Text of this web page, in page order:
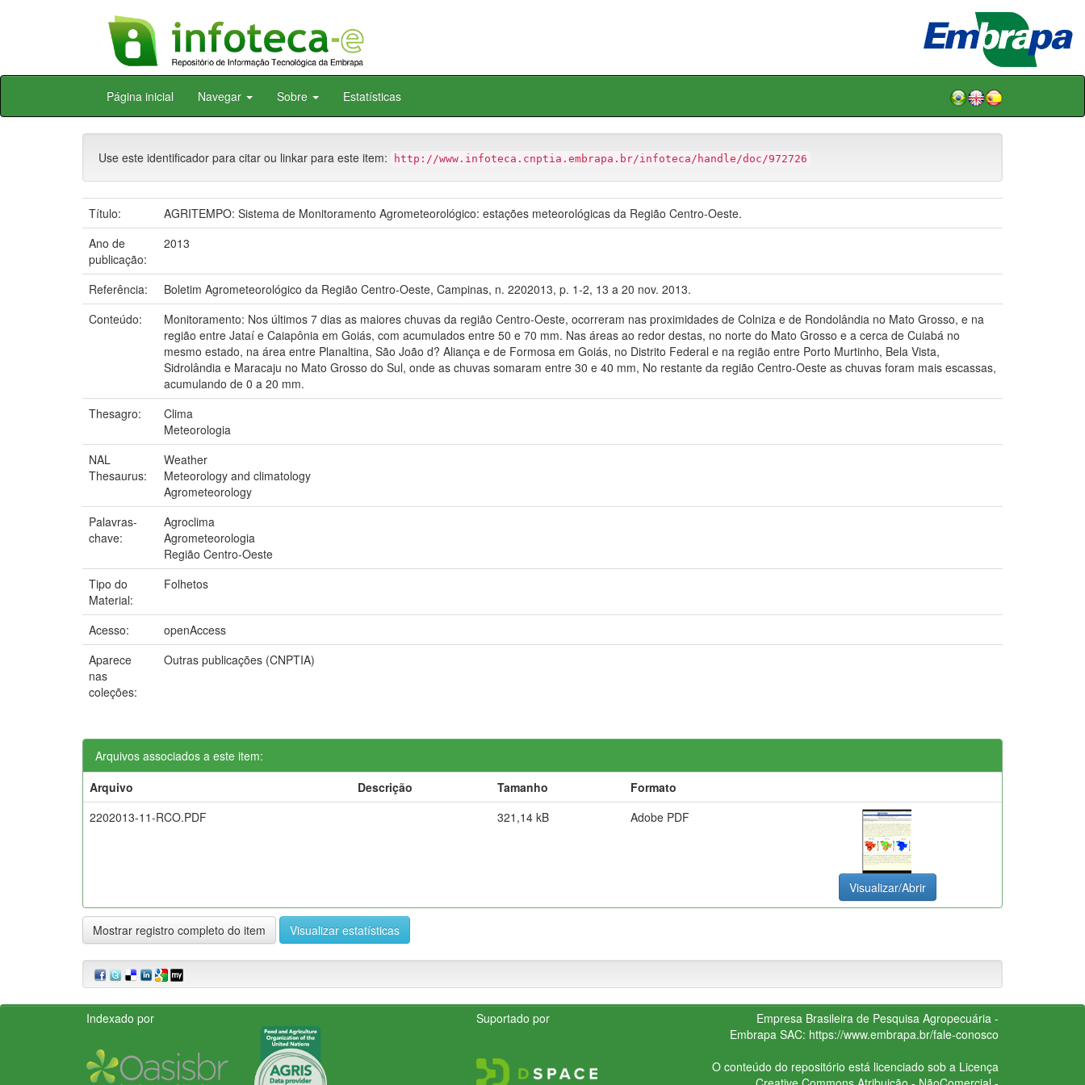
Skip
Página inicial Navegar Sobre Estatísticas
Use este identificador para citar ou linkar para este item: http://www.infoteca.cnptia.embrapa.br/infoteca/handle/doc/972726
Título:
AGRITEMPO: Sistema de Monitoramento Agrometeorológico: estações meteorológicas da Região Centro-Oeste.
Ano de
publicação:
2013
Referência:
Boletim Agrometeorológico da Região Centro-Oeste, Campinas, n. 2202013, p. 1-2, 13 a 20 nov. 2013.
Conteúdo:
Monitoramento: Nos últimos 7 dias as maiores chuvas da região Centro-Oeste, ocorreram nas proximidades de Colniza e de Rondolândia no Mato Grosso, e na
região entre Jataí e Caiapônia em Goiás, com acumulados entre 50 e 70 mm. Nas áreas ao redor destas, no norte do Mato Grosso e a cerca de Cuiabá no
mesmo estado, na área entre Planaltina, São João d? Aliança e de Formosa em Goiás, no Distrito Federal e na região entre Porto Murtinho, Bela Vista,
Sidrolândia e Maracaju no Mato Grosso do Sul, onde as chuvas somaram entre 30 e 40 mm, No restante da região Centro-Oeste as chuvas foram mais escassas,
acumulando de 0 a 20 mm.
Thesagro:
Clima
Meteorologia
NAL
Thesaurus:
Weather
Meteorology and climatology
Agrometeorology
Palavras-
chave:
Agroclima
Agrometeorologia
Região Centro-Oeste
Tipo do
Material:
Folhetos
Acesso:
openAccess
Aparece
nas
coleções:
Outras publicações (CNPTIA)
Arquivos associados a este item:
Arquivo
Descrição Tamanho
Formato
2202013-11-RCO.PDF
321,14 kB Adobe PDF
Visualizar/Abrir
Mostrar registro completo do item Visualizar estatísticas
Indexado por Suportado por
Empresa Brasileira de Pesquisa Agropecuária -
Embrapa SAC: https://www.embrapa.br/fale-conosco
O conteúdo do repositório está licenciado sob a Licença